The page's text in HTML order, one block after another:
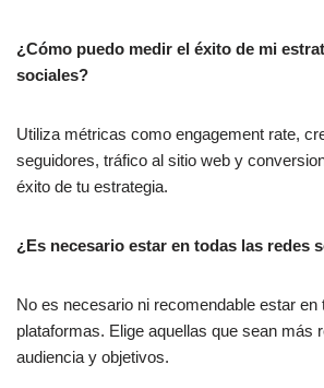
¿Cómo puedo medir el éxito de mi
sociales?
Utiliza métricas como engagement rate,
seguidores, tráfico al sitio web y
éxito de tu estrategia.
¿Es necesario estar en todas las redes
No es necesario ni recomendable estar en
plataformas. Elige aquellas que sean más
audiencia y objetivos.